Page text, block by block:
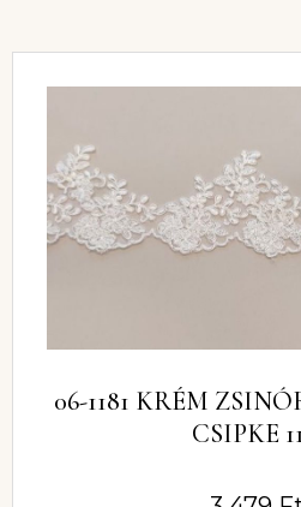
06-1181 KRÉM
CSIPKE